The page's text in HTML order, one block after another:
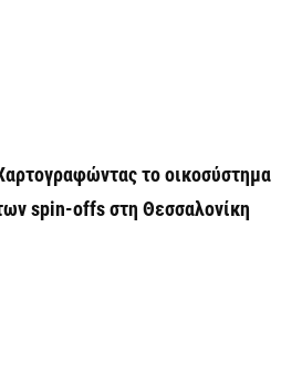
το οικοσύστημα
spin-offs στη Θεσσαλονίκη